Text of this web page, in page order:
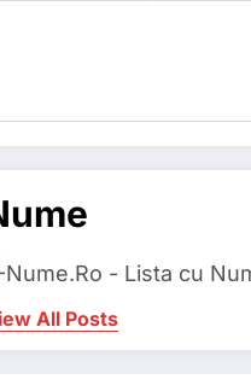
Nume.Ro - Lista cu
All Posts